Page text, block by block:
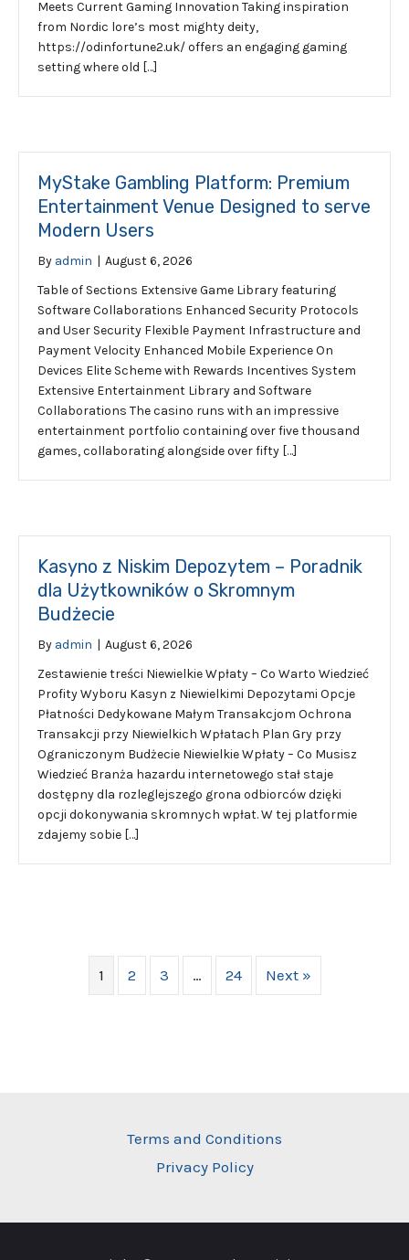
Meets Current Gaming Innovation Taking inspiration
from Nordic lore’s most mighty deity,
https://odinfortune2.uk/ offers an engaging gaming
setting where old […]
MyStake Gambling Platform: Premium
Entertainment Venue Designed to serve
Modern Users
By admin | August 6, 2026
Table of Sections Extensive Game Library featuring
Software Collaborations Enhanced Security Protocols
and User Security Flexible Payment Infrastructure and
Payment Velocity Enhanced Mobile Experience On
Devices Elite Scheme with Rewards Incentives System
Extensive Entertainment Library and Software
Collaborations The casino runs with an impressive
entertainment portfolio containing over five thousand
games, collaborating alongside over fifty […]
Kasyno z Niskim Depozytem – Poradnik
dla Użytkowników o Skromnym
Budżecie
By admin | August 6, 2026
Zestawienie treści Niewielkie Wpłaty – Co Warto Wiedzieć
Profity Wyboru Kasyn z Niewielkimi Depozytami Opcje
Płatności Dedykowane Małym Transakcjom Ochrona
Transakcji przy Niewielkich Wpłatach Plan Gry przy
Ograniczonym Budżecie Niewielkie Wpłaty – Co Musisz
Wiedzieć Branża hazardu internetowego stał staje
dostępny dla rozleglejszego grona odbiorców dzięki
opcji dokonywania skromnych wpłat. W tej platformie
zdajemy sobie […]
1 2 3 … 24 Next »
Terms and Conditions
Privacy Policy